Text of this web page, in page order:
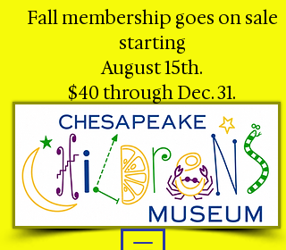
Fall membership goes on sale
starting
August 15th.
$40 through Dec. 31.